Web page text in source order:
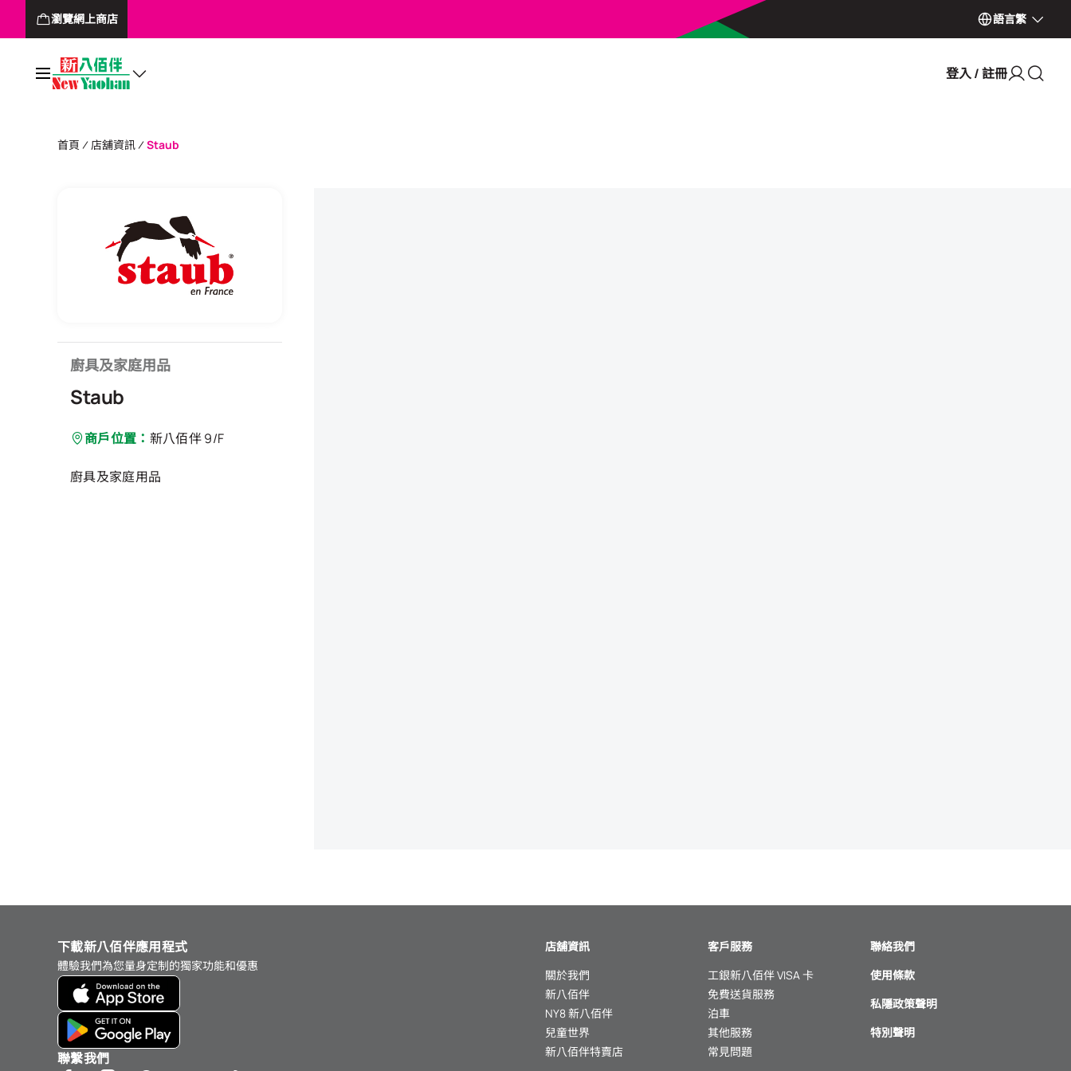
瀏覽網上商店 語言繁
登入 / 註冊
首頁 店舖資訊 Staub
廚具及家庭用品
Staub
商戶位置： 新八佰伴 9/F
廚具及家庭用品
下載新八佰伴應用程式
體驗我們為您量身定制的獨家功能和優惠
聯繫我們
店舖資訊
關於我們
新八佰伴
NY8 新八佰伴
兒童世界
新八佰伴特賣店
客戶服務
工銀新八佰伴 VISA 卡
免費送貨服務
泊車
其他服務
常見問題
聯絡我們
使用條款
私隱政策聲明
特別聲明